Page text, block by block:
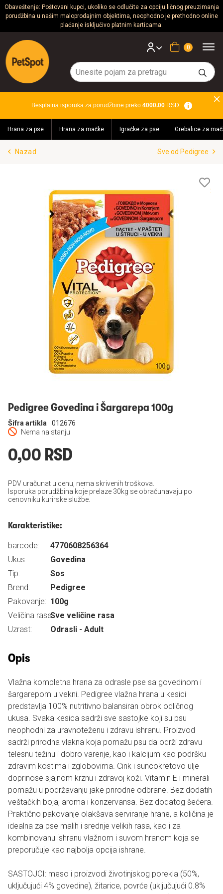
Obaveštenje: Poštovani kupci, ukoliko se odlučite za opciju ličnog preuzimanja
porudžbina u našim maloprodajnim objektima, neophodno je prethodno online
plaćanje isključivo platnim karticama.
Psi
Mačke
Glodari
Akvaristika
Teraristika
Brendovi
Akcija!
Korpa
Besplatna isporuka za porudžbine preko 4000.00RSD.
Hrana za pse Hrana za mačke Igračke za pse Grebalice za
Nazad Sve od Pedigree
Pedigree Govedina i Šargarepa 100g
Nema na stanju
Šifra artikla 012676
0,00 RSD
PDV uračunat u cenu, nema skrivenih troškova.
Isporuka porudžbina koje prelaze 30kg se obračunavaju po
cenovniku kurirske službe.
Karakteristike:
barcode:
4770608256364
Ukus:
Govedina
Tip:
Sos
Brend:
Pedigree
Pakovanje: 100g
Veličina rase:Sve veličine rasa
Uzrast:
Odrasli - Adult
Opis
Vlažna kompletna hrana za odrasle pse sa govedinom i
šargarepom u vekni. Pedigree vlažna hrana u kesici
predstavlja 100% nutritivno balansiran obrok odličnog
ukusa. Svaka kesica sadrži sve sastojke koji su psu
neophodni za uravnoteženu i zdravu ishranu. Proizvod
sadrži prirodna vlakna koja pomažu psu da održi zdravu
telesnu težinu i dobro varenje, kao i kalcijum kao podršku
zdravim kostima i zglobovima. Cink i suncokretovo ulje
doprinose sjajnom krznu i zdravoj koži. Vitamin E i minerali
pomažu u podržavanju jake prirodne odbrane. Bez dodatih
veštačkih boja, aroma i konzervansa. Bez dodatog šećera.
Praktično pakovanje olakšava serviranje hrane, a količina je
idealna za pse malih i srednje velikih rasa, kao i za
kombinovanu ishranu vlažnom i suvom hranom koja se
preporučuje kao najbolja opcija ishrane.
SASTOJCI: meso i proizvodi životinjskog porekla (50%,
uključujući 4% govedine), žitarice, povrće (uključujući 0.8%